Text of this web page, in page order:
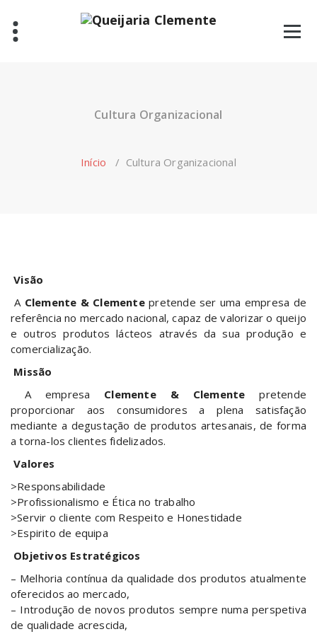
content
Cultura Organizacional
Início / Cultura Organizacional
Visão
AClemente & Clementepretende ser uma empresa de
referência no mercado nacional, capaz de valorizar o queijo
e outros produtos lácteos através da sua produção e
comercialização.
Missão
A empresa Clemente & Clemente pretende
proporcionar aos consumidores a plena satisfação
mediante a degustação de produtos artesanais, de forma
a torna-los clientes fidelizados.
Valores
>Responsabilidade
>Profissionalismo e Ética no trabalho
>Servir o cliente com Respeito e Honestidade
>Espirito de equipa
Objetivos Estratégicos
– Melhoria contínua da qualidade dos produtos atualmente
oferecidos ao mercado,
– Introdução de novos produtos sempre numa perspetiva
de qualidade acrescida,